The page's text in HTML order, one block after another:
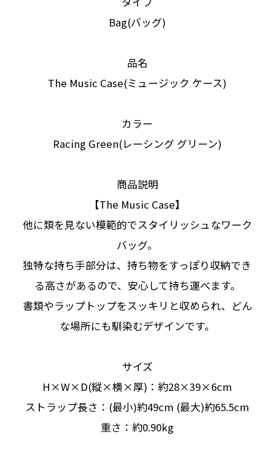
Bag(バッグ)
品名
The Music Case(ミュージック ケース)
カラー
Racing Green(レーシング グリーン)
商品説明
【The Music Case】
他に類を見ない模範的でスタイリッシュなワーク
バッグ。
独特な持ち手部分は、持ち物をすっぽり収納でき
る高さがあるので、安心して持ち運べます。
書類やラップトップをスッキリと収められ、どん
な場所にも馴染むデザインです。
サイズ
H×W×D(縦×横×厚)：約28×39×6cm
ストラップ長さ：(最小)約49cm (最大)約65.5cm
重さ：約0.90kg